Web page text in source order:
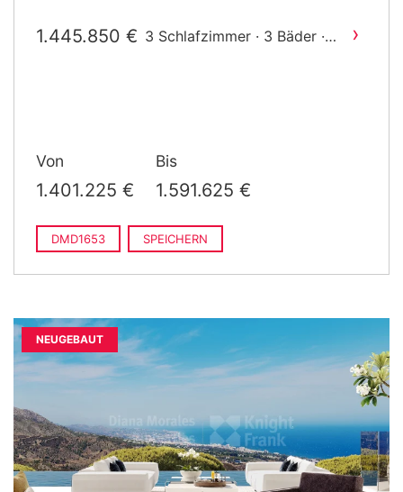
1.445.850 € 3 Schlafzimmer · 3 Bäder ·
›
Von
1.401.225 €
Bis
1.591.625 €
DMD1653 SPEICHERN
NEUGEBAUT